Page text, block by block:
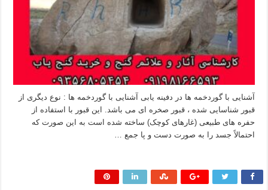
آشنایی با گوردخمه ها در دفینه یابی آشنایی با گوردخمه ها : نوع دیگری از
قبور شناسایی شده ، قبور صخره ای می باشد. این قبور با استفاده از
حفره های طبیعی (غارهای کوچک) ساخته شده است به این صورت که
احتمالاً جسد را به صورت دست و پا جمع …